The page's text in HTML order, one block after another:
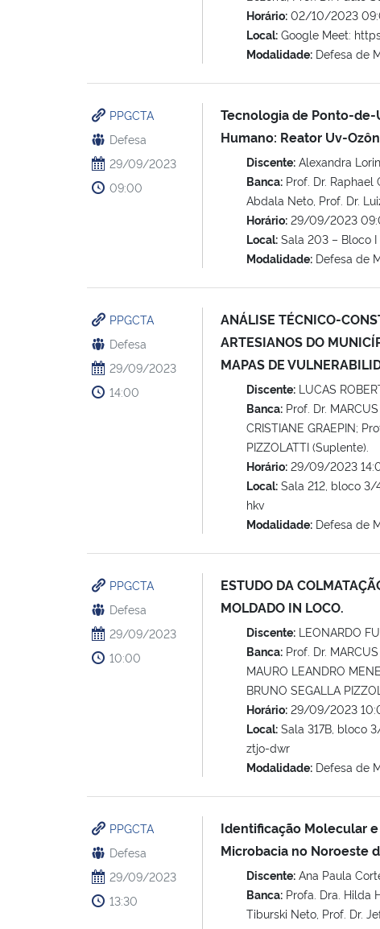
Horário:02/10/2023
Local:Google Meet:
Modalidade:Defesa de
PPGCTA
Defesa
29/09/2023
09:00
Tecnologia de Ponto-de-
Humano: Reator Uv-
Discente:Alexandra
Banca:Prof. Dr. Raphael
Abdala Neto, Prof. Dr.
Horário:29/09/2023
Local:Sala 203 – Bloco
Modalidade:Defesa de
PPGCTA
Defesa
29/09/2023
14:00
ANÁLISE TÉCNICO-
ARTESIANOS DO
MAPAS DE
Discente:LUCAS
Banca:Prof. Dr.
CRISTIANE GRAEPIN;
PIZZOLATTI (Suplente).
Horário:29/09/2023
Local:Sala 212, bloco 3/
hkv
Modalidade:Defesa de
PPGCTA
Defesa
29/09/2023
10:00
ESTUDO DA
MOLDADO IN LOCO.
Discente:LEONARDO
Banca:Prof. Dr.
MAURO LEANDRO
BRUNO SEGALLA
Horário:29/09/2023
Local:Sala 317B, bloco
ztjo-dwr
Modalidade:Defesa de
PPGCTA
Defesa
29/09/2023
13:30
Identificação Molecular
Microbacia no Noroeste
Discente:Ana Paula
Banca:Profa. Dra. Hilda
Tiburski Neto, Prof. Dr.